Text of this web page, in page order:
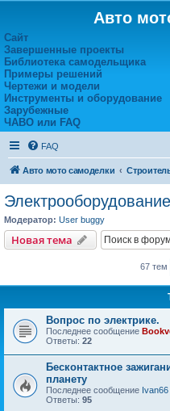
Авто
Сайт
Завершенные проекты
Библиотека самодельщика
Примеры решений
Чертежи и модели
Инструменты и оборудование
Зарубежные
ЧАВО или FAQ
FAQ
Авто мото самоделки
Электрооборудование
Модератор: User buggy
Новая тема
67 тем
Вопрос по электрике.
Последнее сообщение
Ответы: 22
Бесконтактное
планету
Последнее сообщение Ivan66
Ответы: 95